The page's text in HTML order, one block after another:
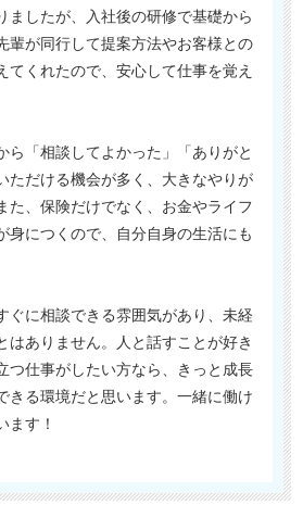
ましたが、入社後の研修で基礎から
輩が同行して提案方法やお客様との
てくれたので、安心して仕事を覚え
ら「相談してよかった」「ありがと
ただける機会が多く、大きなやりが
た、保険だけでなく、お金やライフ
身につくので、自分自身の生活にも
ぐに相談できる雰囲気があり、未経
はありません。人と話すことが好き
つ仕事がしたい方なら、きっと成長
きる環境だと思います。一緒に働け
ます！